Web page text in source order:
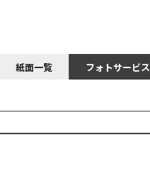
紙面一覧 フォトサービス